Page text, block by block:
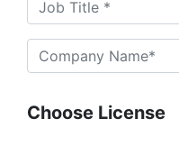
Choose License